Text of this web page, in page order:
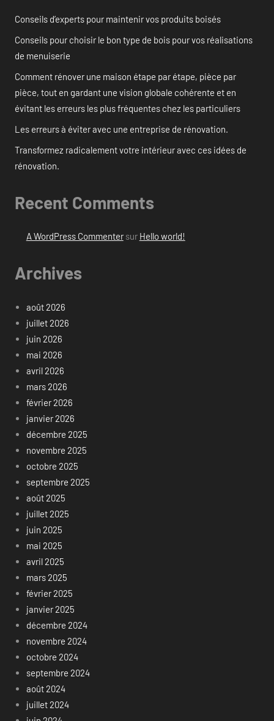
Conseils d’experts pour maintenir vos produits boisés
Conseils pour choisir le bon type de bois pour vos réalisations
de menuiserie
Comment rénover une maison étape par étape, pièce par
pièce, tout en gardant une vision globale cohérente et en
évitant les erreurs les plus fréquentes chez les particuliers
Les erreurs à éviter avec une entreprise de rénovation.
Transformez radicalement votre intérieur avec ces idées de
rénovation.
Recent Comments
A WordPress Commentersur Hello world!
Archives
août 2026
juillet 2026
juin 2026
mai 2026
avril 2026
mars 2026
février 2026
janvier 2026
décembre 2025
novembre 2025
octobre 2025
septembre 2025
août 2025
juillet 2025
juin 2025
mai 2025
avril 2025
mars 2025
février 2025
janvier 2025
décembre 2024
novembre 2024
octobre 2024
septembre 2024
août 2024
juillet 2024